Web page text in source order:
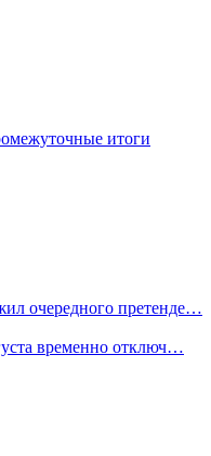
итоги
очередного претенде…
временно отключ…